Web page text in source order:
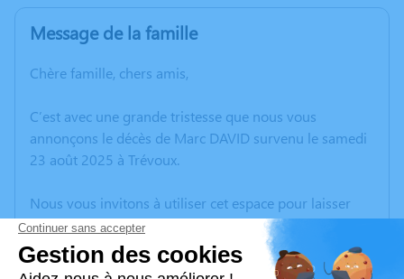
Message de la famille
Chère famille, chers amis,
C’est avec une grande tristesse que nous vous
annonçons le décès de Marc DAVID survenu le samedi
23 août 2025 à Trévoux.
Nous vous invitons à utiliser cet espace pour laisser
vos condoléances, partager des photos souvenirs, une
anecdote ou exprimer vos pensées à travers des
poèmes ou des textes. Cet endroit est un lieu